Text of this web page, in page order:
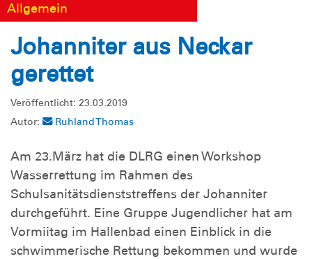
Allgemein
Johanniter aus Neckar
gerettet
Veröffentlicht: 23.03.2019
Autor:
Ruhland Thomas
Am 23.März hat die DLRG einen Workshop
Wasserrettung im Rahmen des
Schulsanitätsdienststreffens der Johanniter
durchgeführt. Eine Gruppe Jugendlicher hat am
Vormiitag im Hallenbad einen Einblick in die
schwimmerische Rettung bekommen und wurde